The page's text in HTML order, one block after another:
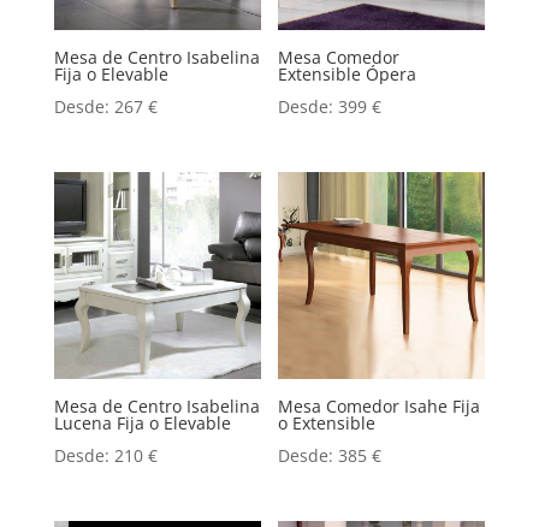
Mesa de Centro Isabelina
Fija o Elevable
Desde: 267 €
Mesa Comedor
Extensible Ópera
Desde:399€
Mesa de Centro Isabelina
Lucena Fija o Elevable
Desde: 210 €
Mesa Comedor Isahe Fija
o Extensible
Desde:385€